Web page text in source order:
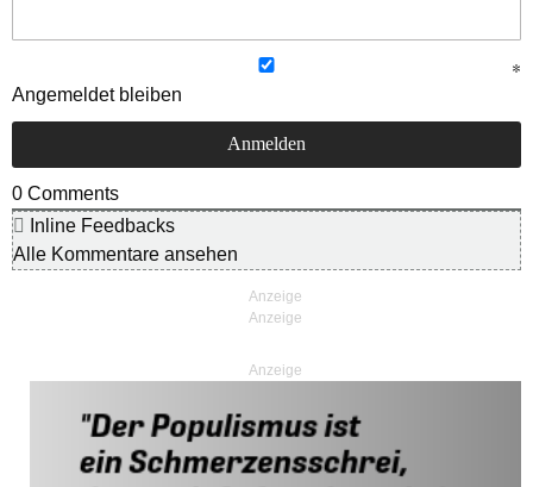
Angemeldet bleiben
0 Comments
Inline Feedbacks
Alle Kommentare ansehen
Anzeige